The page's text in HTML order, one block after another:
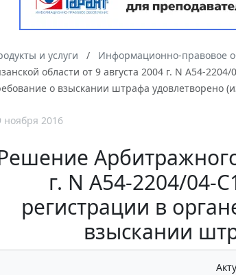
и услуги Информационно-правовое
области от 9 августа 2004 г. N А54-
о взыскании штрафа удовлетворено
ноября 2016
Арбитражного
г. N А54-2204/04-
регистрации в
взыскании